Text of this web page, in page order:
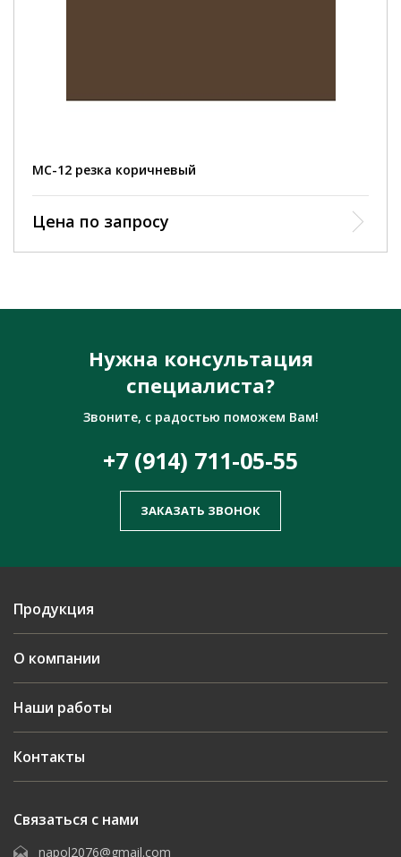
MC-12 резка коричневый
Цена по запросу
Нужна консультация
специалиста?
Звоните, с радостью поможем Вам!
+7 (914) 711-05-55
ЗАКАЗАТЬ ЗВОНОК
Продукция
О компании
Наши работы
Контакты
Связаться с нами
napol2076@gmail.com